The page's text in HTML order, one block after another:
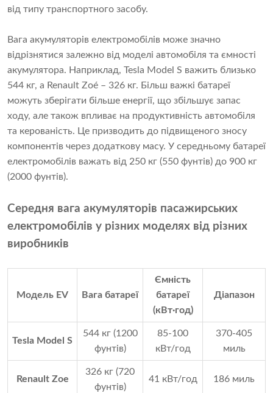
від типу транспортного засобу.
Вага акумуляторів електромобілів може значно
відрізнятися залежно від моделі автомобіля та ємності
акумулятора. Наприклад, Tesla Model S важить близько
544 кг, а Renault Zoé – 326 кг. Більш важкі батареї
можуть зберігати більше енергії, що збільшує запас
ходу, але також впливає на продуктивність автомобіля
та керованість. Це призводить до підвищеного зносу
компонентів через додаткову масу. У середньому батареї
електромобілів важать від 250 кг (550 фунтів) до 900 кг
(2000 фунтів).
Середня вага акумуляторів пасажирських
електромобілів у різних моделях від різних
виробників
Модель EV Вага батареї
Ємність
батареї
(кВт·год)
Діапазон
Tesla Model S
544 кг (1200
фунтів)
85-100
кВт/год
370-405
миль
Renault Zoe
326 кг (720
фунтів)
41 кВт/год 186 миль